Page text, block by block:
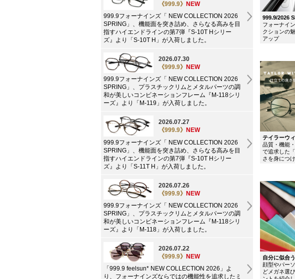
《999.9》 NEW
999.9フォーナインズ「 NEW COLLECTION 2026
SPRING」、機能面を突き詰め、さらなる高みを目
指すハイエンドラインの第7弾『S-10T Hシリー
ズ』より「S-10T H」が入荷しました。
2026.07.30
《999.9》 NEW
999.9フォーナインズ「 NEW COLLECTION 2026
SPRING」、プラスチックリムとメタルパーツの調
和が美しいコンビネーションフレーム『M-118シリ
ーズ』より「M-119」が入荷しました。
2026.07.27
《999.9》 NEW
999.9フォーナインズ「 NEW COLLECTION 2026
SPRING」、機能面を突き詰め、さらなる高みを目
指すハイエンドラインの第7弾『S-10T Hシリー
ズ』より「S-11T H」が入荷しました。
2026.07.26
《999.9》NEW
999.9フォーナインズ「 NEW COLLECTION 2026
SPRING」、プラスチックリムとメタルパーツの調
和が美しいコンビネーションフレーム『M-118シリ
ーズ』より「M-118」が入荷しました。
2026.07.22
《999.9》NEW
「999.9 feelsun* NEW COLLECTION 2026」よ
り、フォーナインズならではの機能性を追求したミ
999.9/2026
フォーナイ
クションの
アップ
テイラーウ
品質・機能
で追求した
さを身につ
自分に似合
顔型やパー
どメガネ選